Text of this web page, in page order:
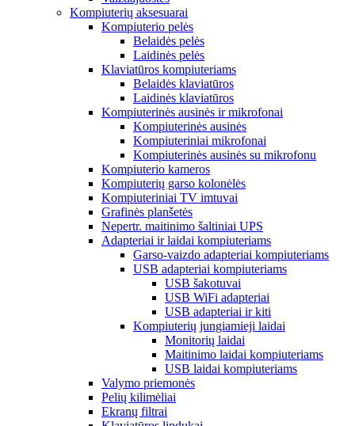
Kompiuterių aksesuarai
Kompiuterio pelės
Belaidės pelės
Laidinės pelės
Klaviatūros kompiuteriams
Belaidės klaviatūros
Laidinės klaviatūros
Kompiuterinės ausinės ir mikrofonai
Kompiuterinės ausinės
Kompiuteriniai mikrofonai
Kompiuterinės ausinės su mikrofonu
Kompiuterio kameros
Kompiuterių garso kolonėlės
Kompiuteriniai TV imtuvai
Grafinės planšetės
Nepertr. maitinimo šaltiniai UPS
Adapteriai ir laidai kompiuteriams
Garso-vaizdo adapteriai kompiuteriams
USB adapteriai kompiuteriams
USB šakotuvai
USB WiFi adapteriai
USB adapteriai ir kiti
Kompiuterių jungiamieji laidai
Monitorių laidai
Maitinimo laidai kompiuteriams
USB laidai kompiuteriams
Valymo priemonės
Pelių kilimėliai
Ekranų filtrai